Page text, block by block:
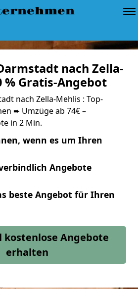
nach Zella-
% Gratis-Angebot
nach Zella-Mehlis : Top-
➨ Umzüge ab 74€ –
in 2 Min.
wenn es um Ihren
Angebote
beste Angebot für Ihren
kostenlose Angebote
erhalten